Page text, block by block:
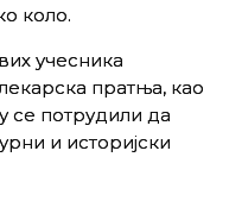
коло.
учесника
пратња, као
се потрудили да
и историјски